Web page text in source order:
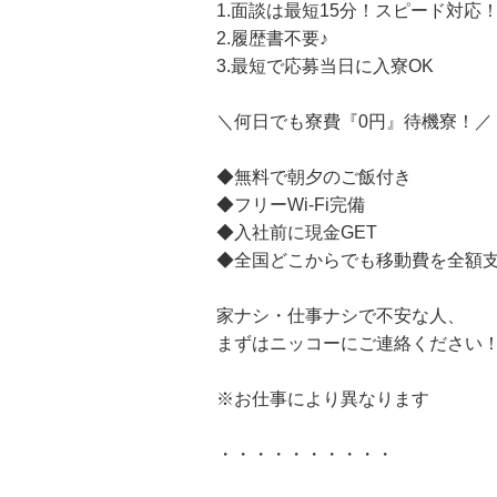
1.面談は最短15分！スピード対応！
2.履歴書不要♪
3.最短で応募当日に入寮OK
＼何日でも寮費『0円』待機寮！／
◆無料で朝夕のご飯付き
◆フリーWi-Fi完備
◆入社前に現金GET
◆全国どこからでも移動費を全額
家ナシ・仕事ナシで不安な人、
まずはニッコーにご連絡ください！
※お仕事により異なります
・・・・・・・・・・